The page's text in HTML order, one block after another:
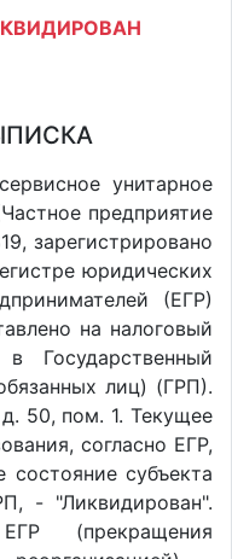
унитарное
предприятие
зарегистрировано
юридических
(ЕГР)
на налоговый
Государственный
лиц) (ГРП).
50, пом. 1. Текущее
согласно ЕГР,
субъекта
- "Ликвидирован".
(прекращения